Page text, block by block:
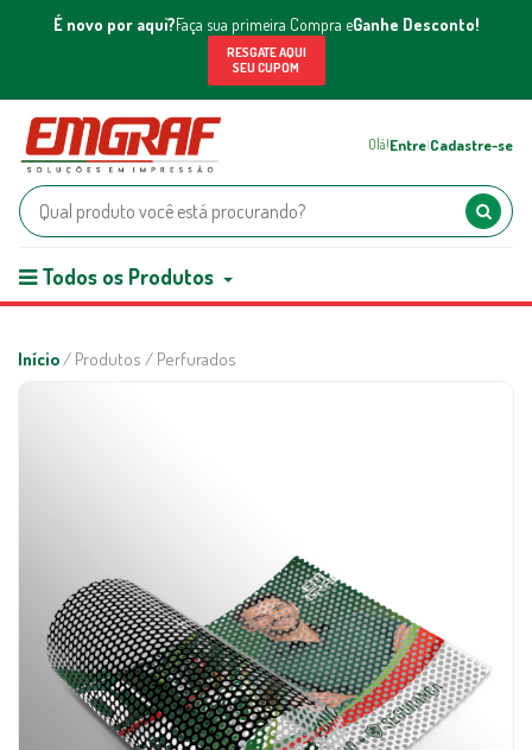
É novo por aqui?Faça sua primeira Compra eGanhe Desconto!
RESGATE AQUI
SEU CUPOM
Olá!Entre|Cadastre-se
Todos os Produtos
Início/ Produtos / Perfurados